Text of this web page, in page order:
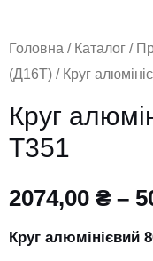
Головна / Каталог/
(Д16Т)/ Круг
Круг
Т351
2074,00 ₴–
Круг алюмінієвий
Круг
алюмінієвий
80мм
2024
Т351